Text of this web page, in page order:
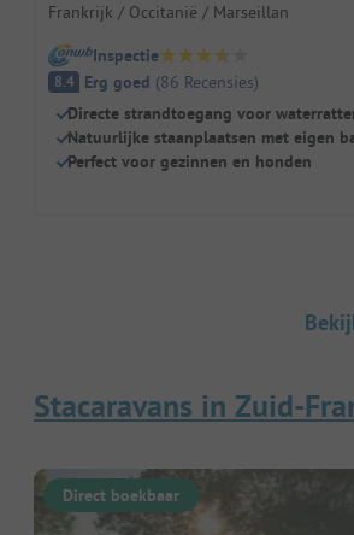
Frankrijk / Occitanië / Marseillan
Inspectie
8.4 Erg goed (86 Recensies)
Directe strandtoegang voor
Natuurlijke staanplaatsen met eigen
Perfect voor gezinnen en honden
Stacaravans in Zuid-
Direct boekbaar